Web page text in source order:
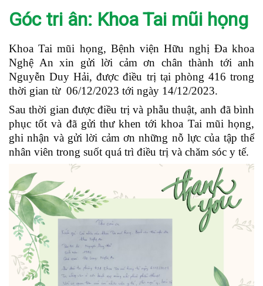
Góc tri ân: Khoa Tai mũi họng
Khoa Tai mũi họng, Bệnh viện Hữu nghị Đa khoa
Nghệ An xin gửi lời cảm ơn chân thành tới anh
Nguyễn Duy Hải, được điều trị tại phòng 416 trong
thời gian từ 06/12/2023 tới ngày 14/12/2023.
Sau thời gian được điều trị và phẫu thuật, anh đã bình
phục tốt và đã gửi thư khen tới khoa Tai mũi họng,
ghi nhận và gửi lời cảm ơn những nỗ lực của tập thể
nhân viên trong suốt quá trì điều trị và chăm sóc y tế.